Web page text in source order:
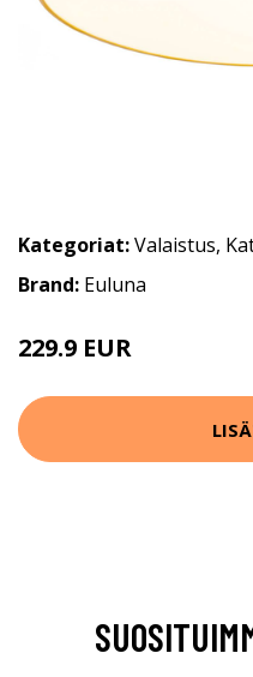
Kategoriat:Valaistus,
Brand: Euluna
229.9 EUR